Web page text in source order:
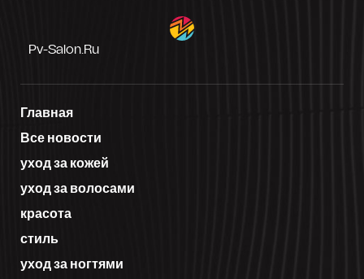
Pv-Salon.ru
Главная
Все новости
уход за кожей
уход за волосами
красота
стиль
уход за ногтями